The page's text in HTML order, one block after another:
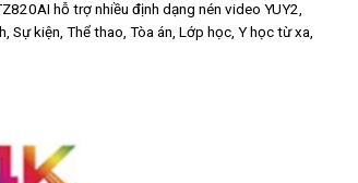
hỗ trợ nhiều định dạng nén video YUY2,
kiện, Thể thao, Tòa án, Lớp học, Y học từ xa,